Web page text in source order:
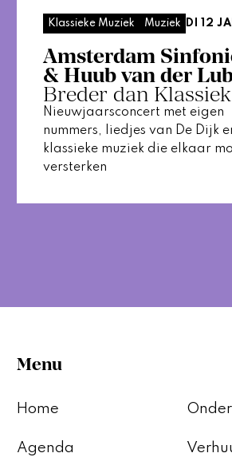
Klassieke Muziek Muziek DI 12
Amsterdam
& Huub van der
Breder dan Klassiek
Nieuwjaarsconcert met eigen
nummers, liedjes van De Dijk
klassieke muziek die elkaar
versterken
Menu
Home
Agenda